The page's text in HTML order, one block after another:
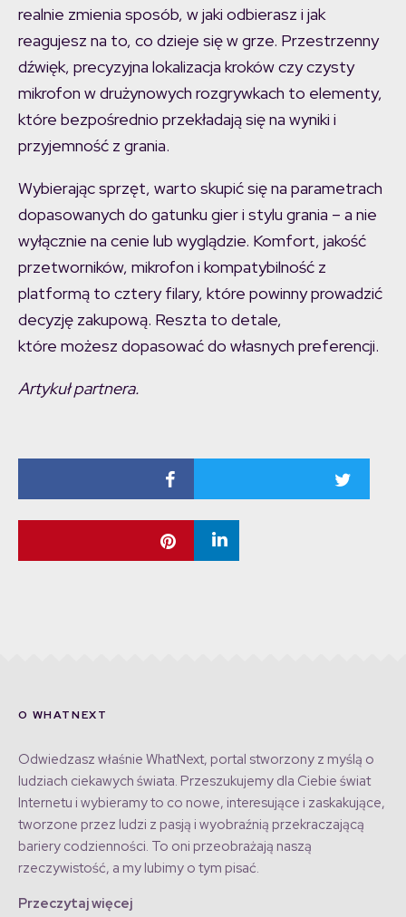
realnie zmienia sposób, w jaki odbierasz i jak
reagujesz na to, co dzieje się w grze. Przestrzenny
dźwięk, precyzyjna lokalizacja kroków czy czysty
mikrofon w drużynowych rozgrywkach to elementy,
które bezpośrednio przekładają się na wyniki i
przyjemność z grania.
Wybierając sprzęt, warto skupić się na parametrach
dopasowanych do gatunku gier i stylu grania – a nie
wyłącznie na cenie lub wyglądzie. Komfort, jakość
przetworników, mikrofon i kompatybilność z
platformą to cztery filary, które powinny prowadzić
decyzję zakupową. Reszta to detale,
które możesz dopasować do własnych preferencji.
Artykuł partnera.
O WHATNEXT
Odwiedzasz właśnie WhatNext, portal stworzony z myślą o
ludziach ciekawych świata. Przeszukujemy dla Ciebie świat
Internetu i wybieramy to co nowe, interesujące i zaskakujące,
tworzone przez ludzi z pasją i wyobraźnią przekraczającą
bariery codzienności. To oni przeobrażają naszą
rzeczywistość, a my lubimy o tym pisać.
Przeczytaj więcej